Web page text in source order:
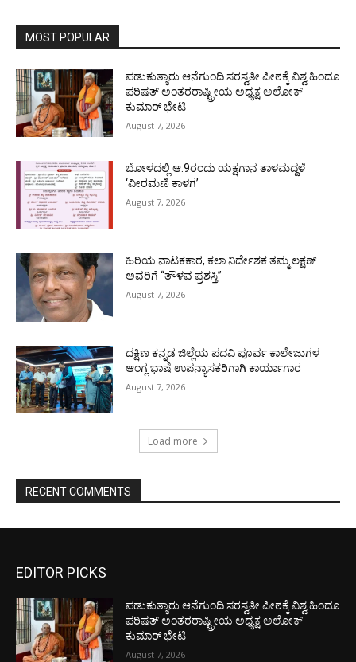
MOST POPULAR
ಪಡುಕುತ್ಯಾರು ಆನೆಗುಂದಿ ಸರಸ್ವತೀ ಪೀಠಕ್ಕೆ ವಿಶ್ವ ಹಿಂದೂ
ಪರಿಷತ್ ಅಂತರರಾಷ್ಟ್ರೀಯ ಅಧ್ಯಕ್ಷ ಅಲೋಕ್
ಕುಮಾರ್ ಭೇಟಿ
August 7, 2026
ಬೋಳದಲ್ಲಿ ಆ.9ರಂದು ಯಕ್ಷಗಾನ ತಾಳಮದ್ದಳೆ
‘ವೀರಮಣಿ ಕಾಳಗ’
August 7, 2026
ಹಿರಿಯ ನಾಟಕಕಾರ, ಕಲಾ ನಿರ್ದೇಶಕ ತಮ್ಮ ಲಕ್ಷಣ್
ಅವರಿಗೆ “ತೌಳವ ಪ್ರಶಸ್ತಿ”
August 7, 2026
ದಕ್ಷಿಣ ಕನ್ನಡ ಜಿಲ್ಲೆಯ ಪದವಿ ಪೂರ್ವ ಕಾಲೇಜುಗಳ
ಆಂಗ್ಲ ಭಾಷೆ ಉಪನ್ಯಾಸಕರಿಗಾಗಿ ಕಾರ್ಯಾಗಾರ
August 7, 2026
Load more
RECENT COMMENTS
EDITOR PICKS
ಪಡುಕುತ್ಯಾರು ಆನೆಗುಂದಿ ಸರಸ್ವತೀ ಪೀಠಕ್ಕೆ ವಿಶ್ವ ಹಿಂದೂ
ಪರಿಷತ್ ಅಂತರರಾಷ್ಟ್ರೀಯ ಅಧ್ಯಕ್ಷ ಅಲೋಕ್
ಕುಮಾರ್ ಭೇಟಿ
August 7, 2026